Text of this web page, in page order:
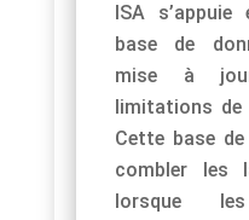
ISA
base de
mise à
limitations de
Cette base
combler les
lorsque